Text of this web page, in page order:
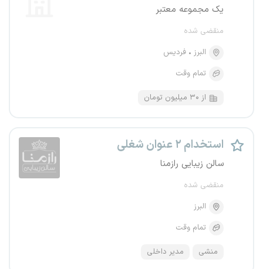
یک مجموعه معتبر
منقضی شده
البرز
فردیس
تمام وقت
از ۳۰ میلیون تومان
استخدام ۲ عنوان شغلی
سالن زیبایی رازمنا
منقضی شده
البرز
تمام وقت
منشی مدیر داخلی